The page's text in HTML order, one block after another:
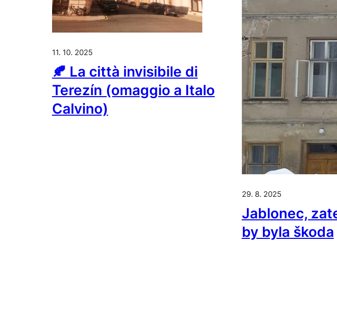
11. 10. 2025
🍂 La città invisibile di
Terezín (omaggio a Italo
Calvino)
29. 8. 2025
Jablonec,
by byla škoda